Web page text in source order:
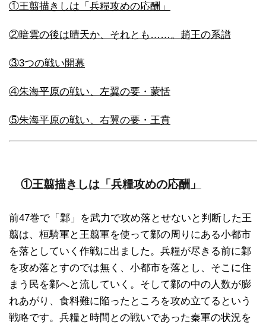
①王翦描きしは「兵糧攻めの応酬」
②暗雲の後は晴天か、それとも……。趙王の系譜
③3つの戦い開幕
④朱海平原の戦い、左翼の要・蒙恬
⑤朱海平原の戦い、右翼の要・王賁
①王翦描きしは「兵糧攻めの応酬」
前47巻で「鄴」を武力で攻め落とせないと判断した王
翦は、桓騎軍と王翦軍を使って鄴の周りにある小都市
を落としていく作戦に出ました。兵糧が尽きる前に鄴
を攻め落とすのでは無く、小都市を落とし、そこに住
まう民を鄴へと流していく。そして鄴の中の人数が膨
れあがり、食料難に陥ったところを攻め立てるという
戦略です。兵糧と時間との戦いであった秦軍の状況を